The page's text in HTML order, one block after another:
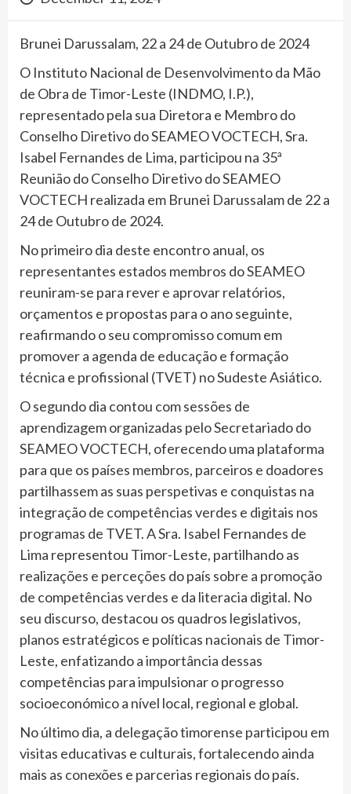
Brunei Darussalam, 22 a 24 de Outubro de 2024
O Instituto Nacional de Desenvolvimento da Mão
de Obra de Timor-Leste (INDMO, I.P.),
representado pela sua Diretora e Membro do
Conselho Diretivo do SEAMEO VOCTECH, Sra.
Isabel Fernandes de Lima, participou na 35ª
Reunião do Conselho Diretivo do SEAMEO
VOCTECH realizada em Brunei Darussalam de 22 a
24 de Outubro de 2024.
No primeiro dia deste encontro anual, os
representantes estados membros do SEAMEO
reuniram-se para rever e aprovar relatórios,
orçamentos e propostas para o ano seguinte,
reafirmando o seu compromisso comum em
promover a agenda de educação e formação
técnica e profissional (TVET) no Sudeste Asiático.
O segundo dia contou com sessões de
aprendizagem organizadas pelo Secretariado do
SEAMEO VOCTECH, oferecendo uma plataforma
para que os países membros, parceiros e doadores
partilhassem as suas perspetivas e conquistas na
integração de competências verdes e digitais nos
programas de TVET. A Sra. Isabel Fernandes de
Lima representou Timor-Leste, partilhando as
realizações e perceções do país sobre a promoção
de competências verdes e da literacia digital. No
seu discurso, destacou os quadros legislativos,
planos estratégicos e políticas nacionais de Timor-
Leste, enfatizando a importância dessas
competências para impulsionar o progresso
socioeconómico a nível local, regional e global.
No último dia, a delegação timorense participou em
visitas educativas e culturais, fortalecendo ainda
mais as conexões e parcerias regionais do país.